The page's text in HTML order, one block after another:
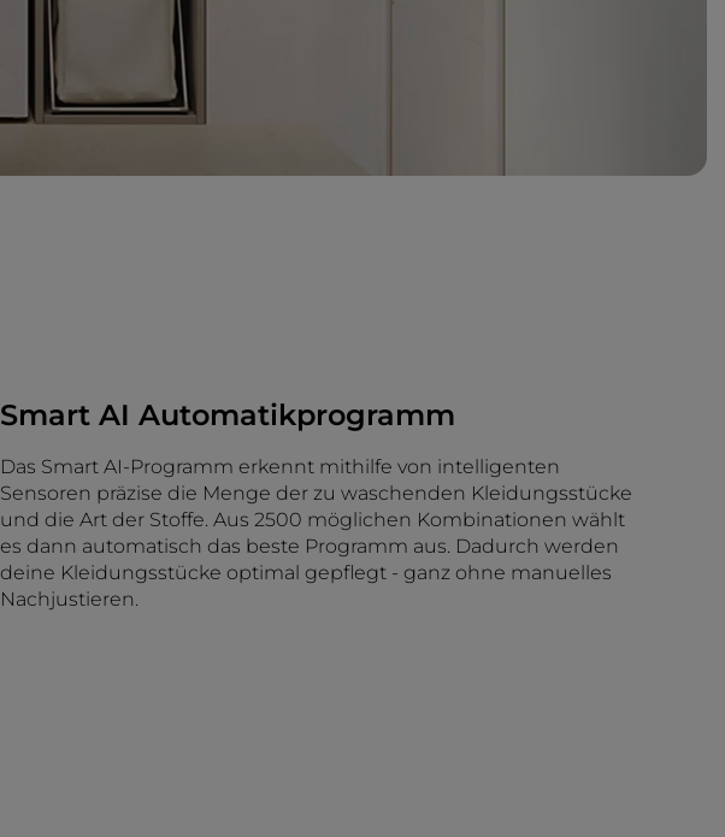
Smart AI Automatikprogramm
Das Smart AI-Programm erkennt mithilfe von intelligenten
Sensoren präzise die Menge der zu waschenden Kleidungsstücke
und die Art der Stoffe. Aus 2500 möglichen Kombinationen wählt
es dann automatisch das beste Programm aus. Dadurch werden
deine Kleidungsstücke optimal gepflegt - ganz ohne manuelles
Nachjustieren.